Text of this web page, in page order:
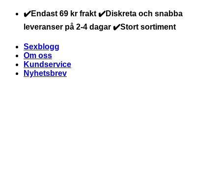
Skip
content
✔️Endast 69 kr frakt ✔️Diskreta och snabba
leveranser på 2-4 dagar ✔️Stort sortiment
Sexblogg
Om oss
Kundservice
Nyhetsbrev